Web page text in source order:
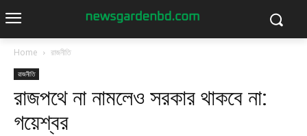
Home রাজনীতি
রাজনীতি
রাজপথে না নামলেও সরকার থাকবে না:
গয়েশ্বর